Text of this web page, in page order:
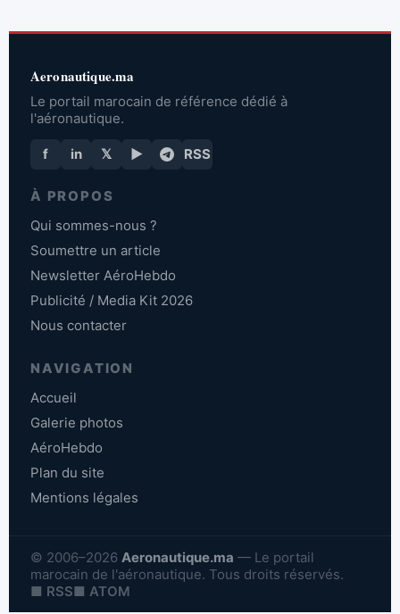
Aeronautique.ma
Le portail marocain de référence dédié à
l'aéronautique.
f in 𝕏 ▶ RSS
À PROPOS
Qui sommes-nous ?
Soumettre un article
Newsletter AéroHebdo
Publicité / Media Kit 2026
Nous contacter
NAVIGATION
Accueil
Galerie photos
AéroHebdo
Plan du site
Mentions légales
© 2006–2026 Aeronautique.ma — Le portail
marocain de l'aéronautique. Tous droits réservés.
■ RSS■ ATOM